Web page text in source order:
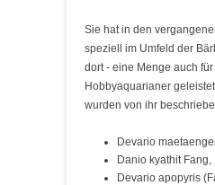
Sie hat in den
speziell im Umfeld der
dort - eine Menge auch
Hobbyaquarianer
wurden von ihr
Devario
Danio kyathit Fang,
Devario apopyris